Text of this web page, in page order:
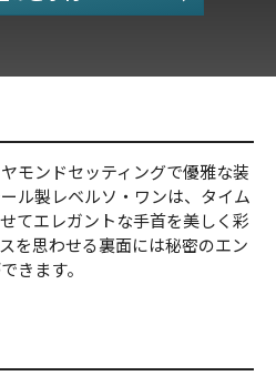
モンドセッティングで優雅な装
ル製レベルソ・ワンは、タイム
てエレガントな手首を美しく彩
を思わせる裏面には秘密のエン
きます。